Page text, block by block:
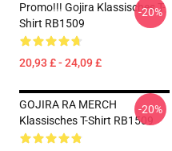
Promo!!! Gojira Klassisches T-
Shirt RB1509
20,93 £ - 24,09 £
-20%
GOJIRA RA MERCH
Klassisches T-Shirt RB1509
-20%